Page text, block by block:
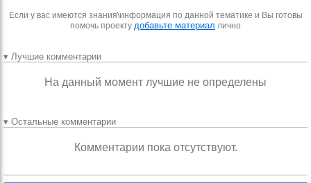
Если у вас имеются знания\информация по данной тематике и Вы готовы
помочь проекту добавьте материал лично
▾ Лучшие комментарии
На данный момент лучшие не определены
▾ Остальные комментарии
Комментарии пока отсутствуют.